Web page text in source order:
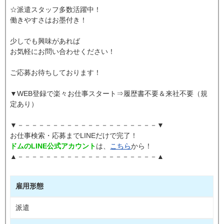
☆派遣スタッフ多数活躍中！
働きやすさはお墨付き！
少しでも興味があれば
お気軽にお問い合わせください！
ご応募お待ちしております！
▼WEB登録で楽々お仕事スタート⇒履歴書不要＆来社不要（規
定あり）
▼－－－－－－－－－－－－－－－－－－－－▼
お仕事検索・応募までLINEだけで完了！
ドムのLINE公式アカウントは、 こちらから！
▲－－－－－－－－－－－－－－－－－－－－▲
雇用形態
派遣